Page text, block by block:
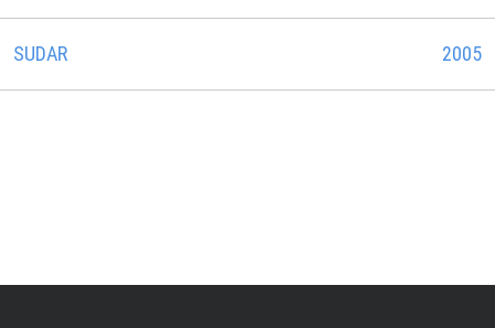
SUDAR 2005